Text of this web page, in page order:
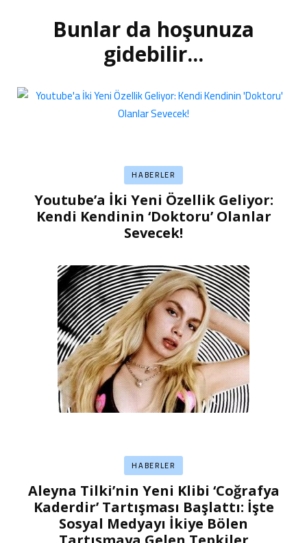
Bunlar da hoşunuza
gidebilir...
HABERLER
Youtube’a İki Yeni Özellik Geliyor:
Kendi Kendinin ‘Doktoru’ Olanlar
Sevecek!
HABERLER
Aleyna Tilki’nin Yeni Klibi ‘Coğrafya
Kaderdir’ Tartışması Başlattı: İşte
Sosyal Medyayı İkiye Bölen